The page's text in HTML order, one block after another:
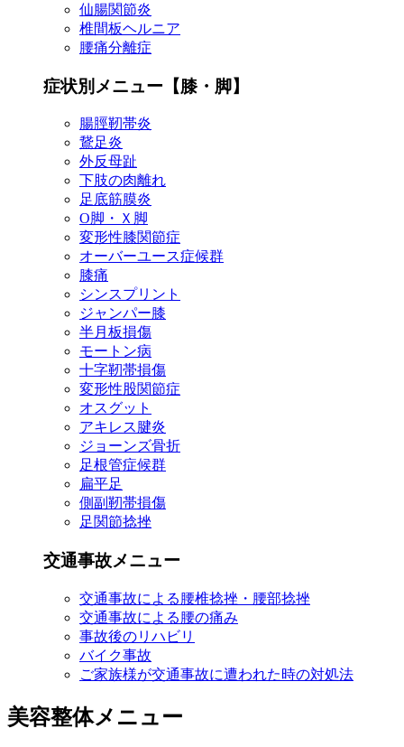
仙腸関節炎
椎間板ヘルニア
腰痛分離症
症状別メニュー【膝・脚】
腸脛靭帯炎
鵞足炎
外反母趾
下肢の肉離れ
足底筋膜炎
О脚・Ｘ脚
変形性膝関節症
オーバーユース症候群
膝痛
シンスプリント
ジャンパー膝
半月板損傷
モートン病
十字靭帯損傷
変形性股関節症
オスグット
アキレス腱炎
ジョーンズ骨折
足根管症候群
扁平足
側副靭帯損傷
足関節捻挫
交通事故メニュー
交通事故による腰椎捻挫・腰部捻挫
交通事故による腰の痛み
事故後のリハビリ
バイク事故
ご家族様が交通事故に遭われた時の対処法
美容整体メニュー